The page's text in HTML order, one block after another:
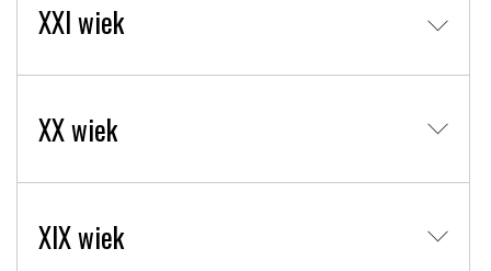
XXI wiek
XX wiek
XIX wiek